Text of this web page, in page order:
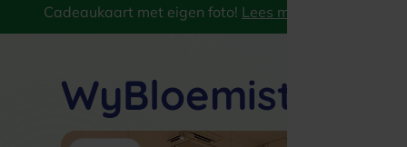
Cadeaukaart met eigen foto! Lees meer
WyBloemisten